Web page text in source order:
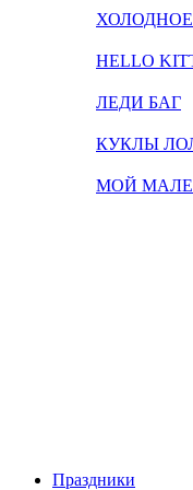
HELLO
ЛЕДИ БАГ
КУКЛЫ
МОЙ
Праздники